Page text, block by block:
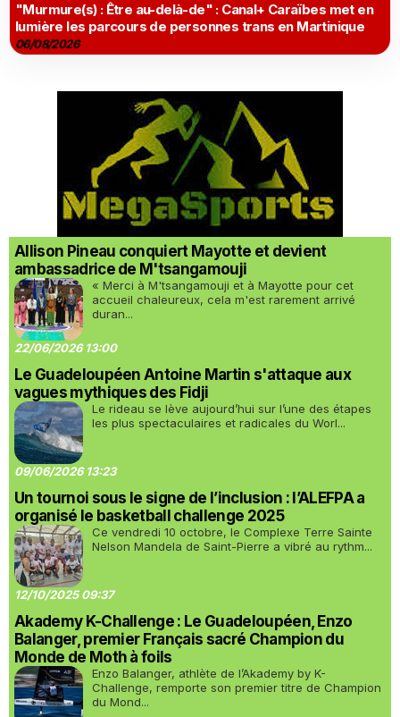
"Murmure(s) : Être au-delà-de" : Canal+ Caraïbes met en
lumière les parcours de personnes trans en Martinique
06/08/2026
Allison Pineau conquiert Mayotte et devient
ambassadrice de M'tsangamouji
« Merci à M'tsangamouji et à Mayotte pour cet
accueil chaleureux, cela m'est rarement arrivé
duran...
22/06/2026 13:00
Le Guadeloupéen Antoine Martin s'attaque aux
vagues mythiques des Fidji
Le rideau se lève aujourd’hui sur l’une des étapes
les plus spectaculaires et radicales du Worl...
09/06/2026 13:23
Un tournoi sous le signe de l’inclusion : l’ALEFPA a
organisé le basketball challenge 2025
Ce vendredi 10 octobre, le Complexe Terre Sainte
Nelson Mandela de Saint-Pierre a vibré au rythm...
12/10/2025 09:37
Akademy K-Challenge : Le Guadeloupéen, Enzo
Balanger, premier Français sacré Champion du
Monde de Moth à foils
Enzo Balanger, athlète de l’Akademy by K-
Challenge, remporte son premier titre de Champion
du Mond...